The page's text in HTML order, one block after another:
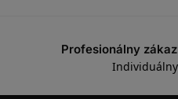
Profesionálny